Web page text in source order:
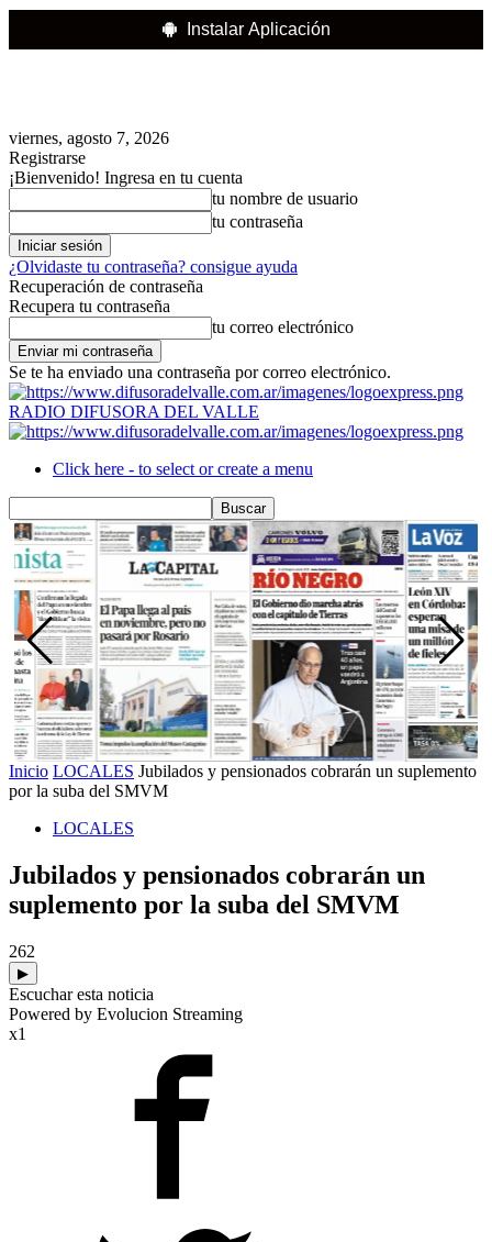
Instalar Aplicación
viernes, agosto 7, 2026
Registrarse
¡Bienvenido! Ingresa en tu cuenta
tu nombre de usuario
tu contraseña
¿Olvidaste tu contraseña? consigue ayuda
Recuperación de contraseña
Recupera tu contraseña
tu correo electrónico
Se te ha enviado una contraseña por correo electrónico.
RADIO DIFUSORA DEL VALLE
Click here - to select or create a menu
Inicio LOCALES Jubilados y pensionados cobrarán un suplemento
por la suba del SMVM
LOCALES
Jubilados y pensionados cobrarán un
suplemento por la suba del SMVM
262
▶
Escuchar esta noticia
Powered by Evolucion Streaming
x1